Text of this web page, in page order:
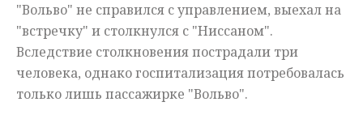
"Вольво" не справился с управлением, выехал на
"встречку" и столкнулся с "Ниссаном".
Вследствие столкновения пострадали три
человека, однако госпитализация потребовалась
только лишь пассажирке "Вольво".